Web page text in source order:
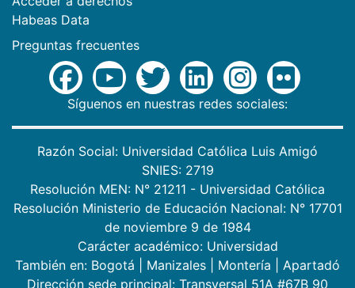
Habeas Data
Preguntas frecuentes
Síguenos en nuestras redes sociales:
Razón Social: Universidad Católica Luis Amigó
SNIES: 2719
Resolución MEN: N° 21211 - Universidad Católica
Resolución Ministerio de Educación Nacional: N° 17701
de noviembre 9 de 1984
Carácter académico: Universidad
También en: Bogotá Manizales Montería
Apartadó
Dirección sede principal: Transversal 51A #67B 90